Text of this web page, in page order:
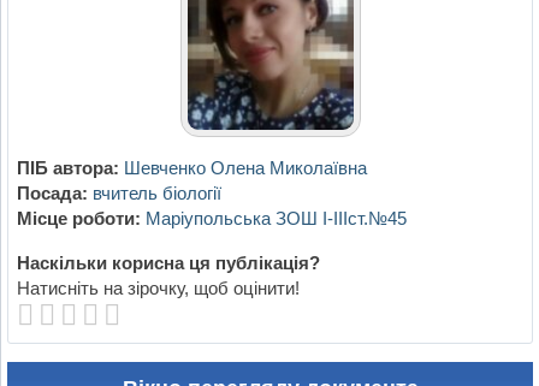
ПІБ автора: Шевченко Олена Миколаївна
Посада: вчитель біології
Місце роботи: Маріупольська ЗОШ І-ІІІст.№45
Наскільки корисна ця публікація?
Натисніть на зірочку, щоб оцінити!